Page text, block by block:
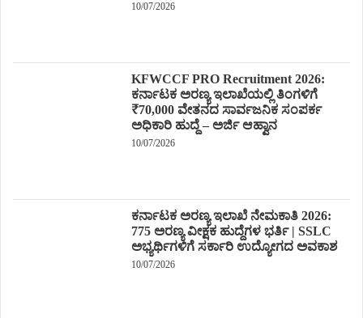
10/07/2026
KFWCCF PRO Recruitment 2026:
ಕರ್ನಾಟಕ ಅರಣ್ಯ ಇಲಾಖೆಯಲ್ಲಿ ತಿಂಗಳಿಗೆ
₹70,000 ವೇತನದ ಸಾರ್ವಜನಿಕ ಸಂಪರ್ಕ
ಅಧಿಕಾರಿ ಹುದ್ದೆ – ಅರ್ಜಿ ಆಹ್ವಾನ
10/07/2026
ಕರ್ನಾಟಕ ಅರಣ್ಯ ಇಲಾಖೆ ನೇಮಕಾತಿ 2026:
775 ಅರಣ್ಯ ವೀಕ್ಷಕ ಹುದ್ದೆಗಳ ಭರ್ತಿ | SSLC
ಅಭ್ಯರ್ಥಿಗಳಿಗೆ ಸರ್ಕಾರಿ ಉದ್ಯೋಗದ ಅವಕಾಶ
10/07/2026